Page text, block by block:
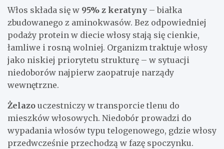
Włos składa się w 95% z keratyny – białka
zbudowanego z aminokwasów. Bez odpowiedniej
podaży protein w diecie włosy stają się cienkie,
łamliwe i rosną wolniej. Organizm traktuje włosy
jako niskiej priorytetu strukturę – w sytuacji
niedoborów najpierw zaopatruje narządy
wewnętrzne.
Żelazo uczestniczy w transporcie tlenu do
mieszków włosowych. Niedobór prowadzi do
wypadania włosów typu telogenowego, gdzie włosy
przedwcześnie przechodzą w fazę spoczynku.